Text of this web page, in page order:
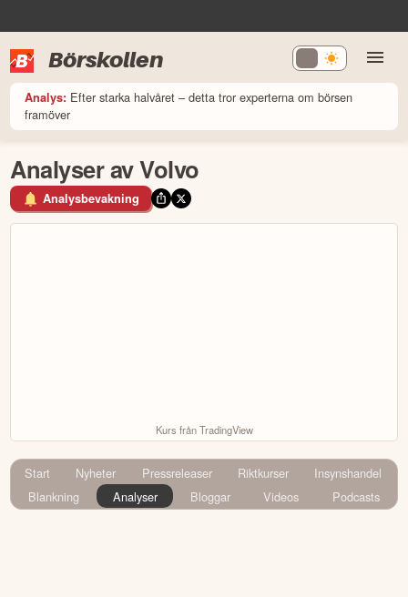
Börskollen
Analys: Efter starka halvåret – detta tror experterna om börsen
framöver
Analyser av Volvo
Analysbevakning
Kurs från TradingView
Start Nyheter Pressreleaser Riktkurser
Insynshandel
Blankning
Analyser Bloggar Videos Podcasts